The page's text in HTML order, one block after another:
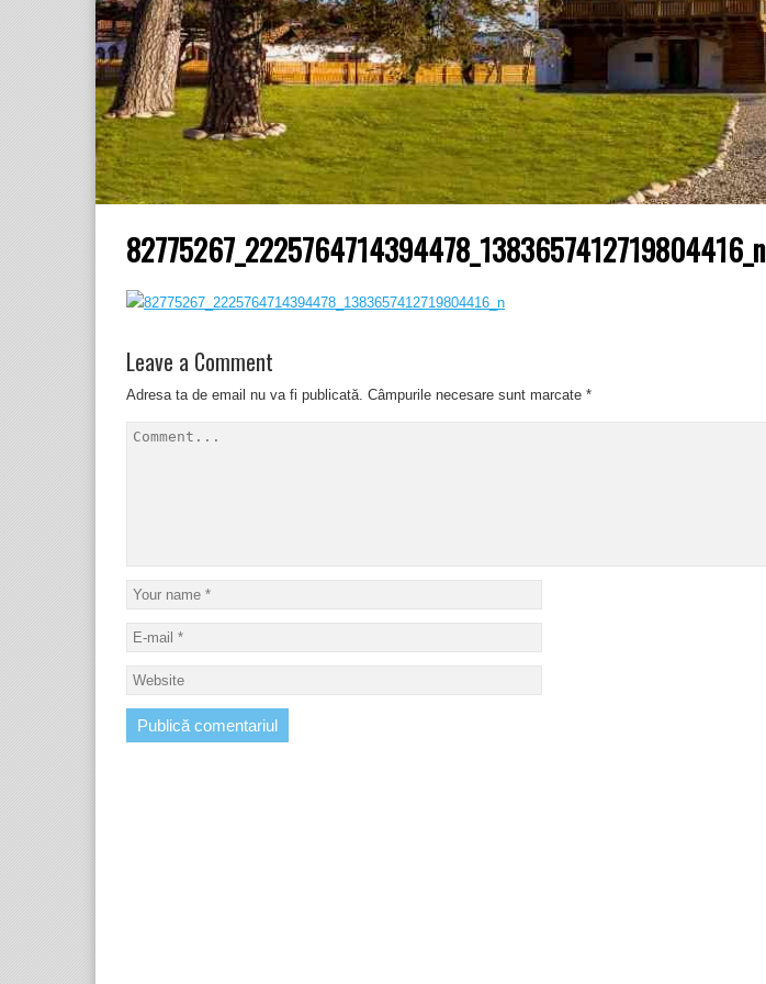
82775267_2225764714394478_1383657412719804416_n
Leave a Comment
Adresa ta de email nu va fi publicată. Câmpurile necesare sunt marcate *